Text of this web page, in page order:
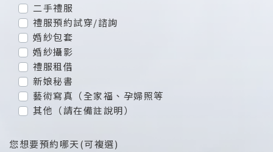
二手禮服
禮服預約試穿/諮詢
婚紗包套
婚紗攝影
禮服租借
新娘秘書
藝術寫真（全家福、孕婦照等
其他（請在備註說明）
您想要預約哪天(可複選)